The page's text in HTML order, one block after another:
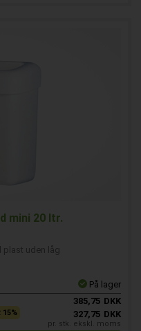
mini 20 ltr.
plast uden låg
På lager
385,75 DKK
15% 327,75 DKK
pr. stk. ekskl. moms